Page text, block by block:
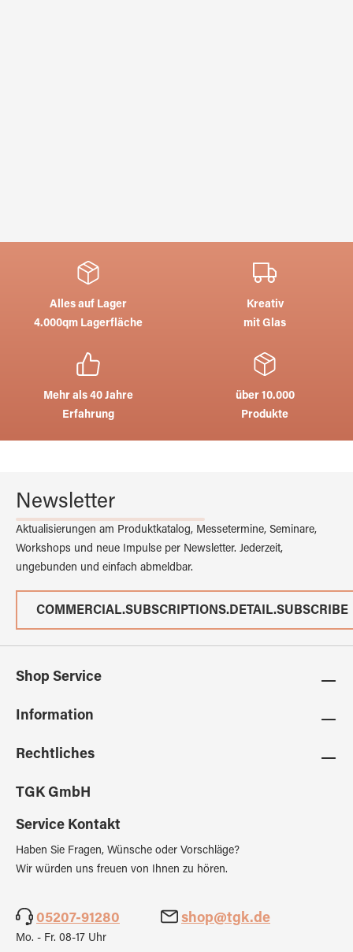
Alles auf Lager
4.000qm Lagerfläche
Kreativ
mit Glas
Mehr als 40 Jahre
Erfahrung
über 10.000
Produkte
Newsletter
Aktualisierungen am Produktkatalog, Messetermine, Seminare,
Workshops und neue Impulse per Newsletter. Jederzeit,
ungebunden und einfach abmeldbar.
COMMERCIAL.SUBSCRIPTIONS.DETAIL.SUBSCRIBE
Shop Service
Information
Rechtliches
TGK GmbH
Service Kontakt
Haben Sie Fragen, Wünsche oder Vorschläge?
Wir würden uns freuen von Ihnen zu hören.
05207-91280 shop@tgk.de
Mo. - Fr. 08-17 Uhr